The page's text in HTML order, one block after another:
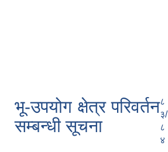
भू-उपयोग क्षेत्र परिवर्तन
सम्बन्धी सूचना
८
३/
८
४